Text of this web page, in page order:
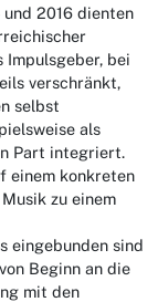
2016 dienten
Impulsgeber, bei
verschränkt,
selbst
als
Part integriert.
einem konkreten
zu einem
eingebunden sind
Beginn an die
mit den